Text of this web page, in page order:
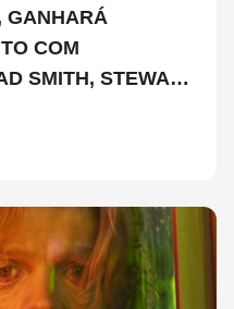
GANHARÁ
COM
SMITH, STEWART